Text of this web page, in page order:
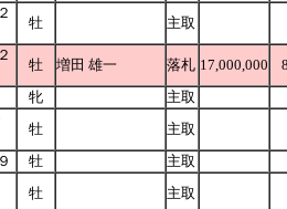
牡 主取
牡 増田 雄一 落札 17,000,000
牝
主取
牡
主取
牡
主取
牡
主取